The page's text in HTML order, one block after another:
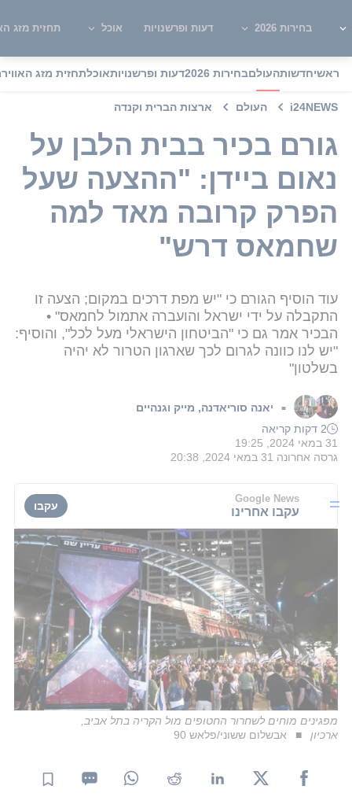
בחירות 2026 דעות ופרשנויות אוכל תחזית מזג
ראשיחדשותהעולםבחירות 2026 דעות ופרשנויותאוכלתחזית מזג האוויר
i24NEWS העולם ארצות הברית וקנדה
גורם בכיר בבית הלבן על
נאום ביידן: "ההצעה שעל
הפרק קרובה מאד למה
שחמאס דרש"
עוד הוסיף הגורם כי "יש מפת דרכים במקום; הצעה זו
התקבלה על ידי ישראל והועברה אתמול לחמאס" •
הבכיר אמר גם כי "הביטחון הישראלי מעל לכל", והוסיף:
"יש לנו כוונה לגרום לכך שארגון הטרור לא יהיה
בשלטון"
■ יאנה סוריאדנה, מייק וגנהיים
2 דקות קריאה
31 במאי 2024, 19:25
גרסה אחרונה 31 במאי 2024, 20:38
Google News
עקבו אחרינו עקבו
מפגינים מוחים לשחרור החטופים מול הקריה בתל אביב,
ארכיון
אבשלום ששוני/פלאש 90